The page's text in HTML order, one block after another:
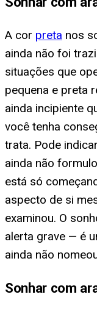
A cor preta nos
ainda não foi
situações que
pequena e preta
ainda incipiente
você tenha
trata. Pode
ainda não
está só
aspecto de si
examinou. O
alerta grave — é
ainda não
Sonhar com